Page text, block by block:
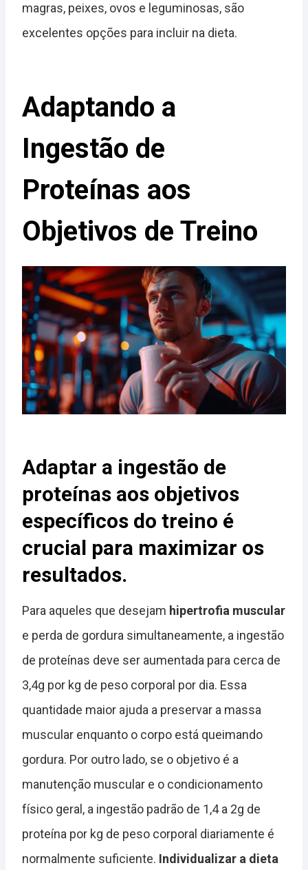
magras, peixes, ovos e leguminosas, são
excelentes opções para incluir na dieta.
Adaptando a
Ingestão de
Proteínas aos
Objetivos de Treino
Adaptar a ingestão de
proteínas aos objetivos
específicos do treino é
crucial para maximizar os
resultados.
Para aqueles que desejam hipertrofia muscular
e perda de gordura simultaneamente, a ingestão
de proteínas deve ser aumentada para cerca de
3,4g por kg de peso corporal por dia. Essa
quantidade maior ajuda a preservar a massa
muscular enquanto o corpo está queimando
gordura. Por outro lado, se o objetivo é a
manutenção muscular e o condicionamento
físico geral, a ingestão padrão de 1,4 a 2g de
proteína por kg de peso corporal diariamente é
normalmente suficiente. Individualizar a dieta